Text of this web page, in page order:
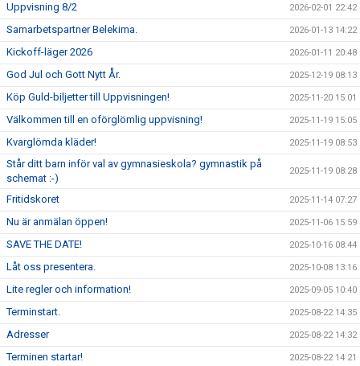
Uppvisning 8/2 2026-02-01 22:42
Samarbetspartner Belekima. 2026-01-13 14:22
Kickoff-läger 2026 2026-01-11 20:48
God Jul och Gott Nytt År. 2025-12-19 08:13
Köp Guld-biljetter till Uppvisningen! 2025-11-20 15:01
Välkommen till en oförglömlig uppvisning! 2025-11-19 15:05
Kvarglömda kläder! 2025-11-19 08:53
Står ditt barn inför val av gymnasieskola? gymnastik på
schemat :-)
2025-11-19 08:28
Fritidskoret 2025-11-14 07:27
Nu är anmälan öppen! 2025-11-06 15:59
SAVE THE DATE! 2025-10-16 08:44
Låt oss presentera. 2025-10-08 13:16
Lite regler och information! 2025-09-05 10:40
Terminstart. 2025-08-22 14:35
Adresser 2025-08-22 14:32
Terminen startar! 2025-08-22 14:21